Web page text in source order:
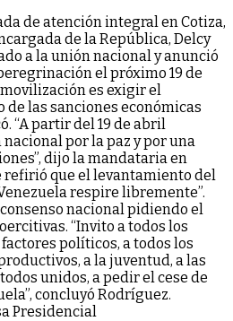
de atención integral en Cotiza,
de la República, Delcy
a la unión nacional y anunció
el próximo 19 de
es exigir el
las sanciones económicas
“A partir del 19 de abril
por la paz y por una
dijo la mandataria en
refirió que el levantamiento del
respire libremente”.
nacional pidiendo el
“Invito a todos los
políticos, a todos los
a la juventud, a las
unidos, a pedir el cese de
concluyó Rodríguez.
Presidencial